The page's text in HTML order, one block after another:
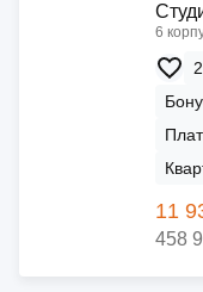
6
11
458